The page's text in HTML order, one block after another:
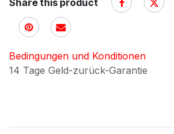
Bedingungen und Konditionen
14 Tage Geld-zurück-Garantie